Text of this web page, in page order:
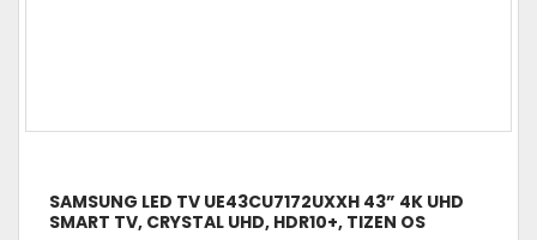
SAMSUNG LED TV UE43CU7172UXXH 43” 4K UHD
SMART TV, CRYSTAL UHD, HDR10+, TIZEN OS